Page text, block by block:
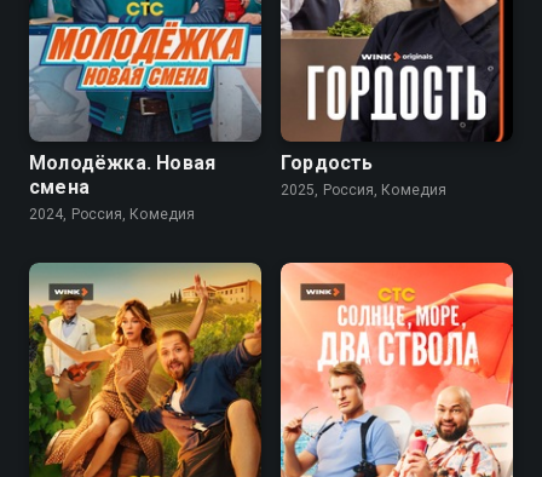
8.9
Молодёжка. Новая
смена
2024, Россия, Комедия
Гордость
2025, Россия, Комедия